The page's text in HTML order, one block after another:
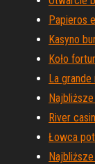
Papieros
Kasyno
Koło
La
River
Łowca